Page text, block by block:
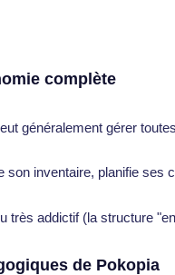
complète
généralement gérer
son inventaire, planifie ses
très addictif (la structure
de Pokopia